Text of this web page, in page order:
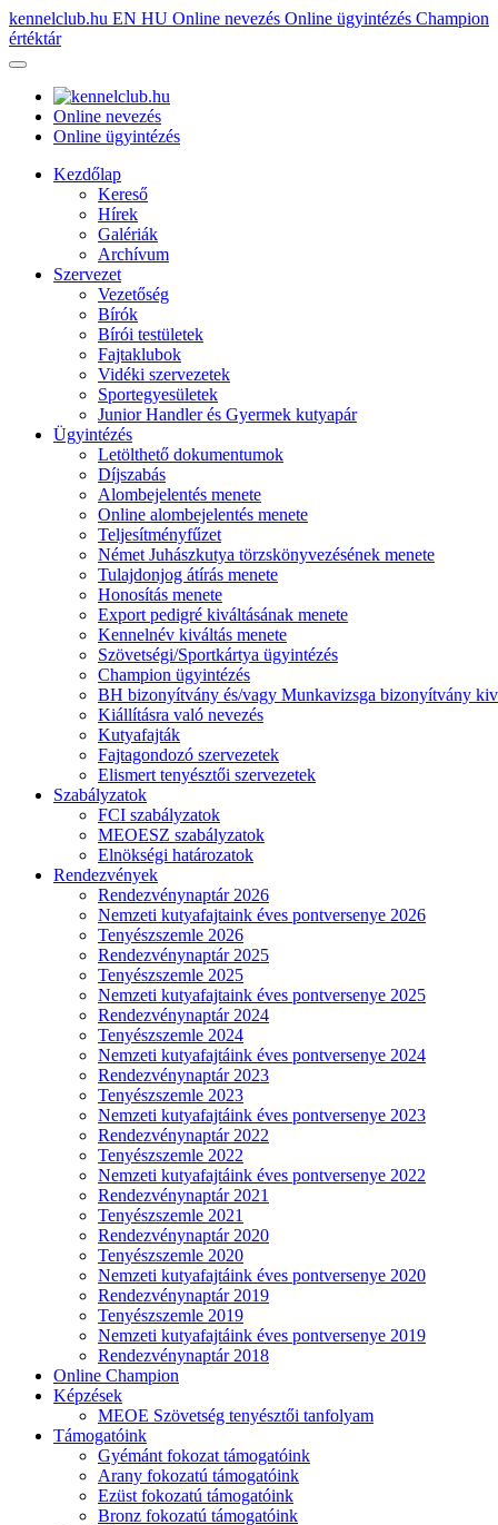
kennelclub.hu EN HU Online nevezés Online ügyintézés Champion
értéktár
Online nevezés
Online ügyintézés
Kezdőlap
Kereső
Hírek
Galériák
Archívum
Szervezet
Vezetőség
Bírók
Bírói testületek
Fajtaklubok
Vidéki szervezetek
Sportegyesületek
Junior Handler és Gyermek kutyapár
Ügyintézés
Letölthető dokumentumok
Díjszabás
Alombejelentés menete
Online alombejelentés menete
Teljesítményfűzet
Német Juhászkutya törzskönyvezésének menete
Tulajdonjog átírás menete
Honosítás menete
Export pedigré kiváltásának menete
Kennelnév kiváltás menete
Szövetségi/Sportkártya ügyintézés
Champion ügyintézés
BH bizonyítvány és/vagy Munkavizsga bizonyítvány
Kiállításra való nevezés
Kutyafajták
Fajtagondozó szervezetek
Elismert tenyésztői szervezetek
Szabályzatok
FCI szabályzatok
MEOESZ szabályzatok
Elnökségi határozatok
Rendezvények
Rendezvénynaptár 2026
Nemzeti kutyafajtaink éves pontversenye 2026
Tenyészszemle 2026
Rendezvénynaptár 2025
Tenyészszemle 2025
Nemzeti kutyafajtaink éves pontversenye 2025
Rendezvénynaptár 2024
Tenyészszemle 2024
Nemzeti kutyafajtáink éves pontversenye 2024
Rendezvénynaptár 2023
Tenyészszemle 2023
Nemzeti kutyafajtáink éves pontversenye 2023
Rendezvénynaptár 2022
Tenyészszemle 2022
Nemzeti kutyafajtáink éves pontversenye 2022
Rendezvénynaptár 2021
Tenyészszemle 2021
Rendezvénynaptár 2020
Tenyészszemle 2020
Nemzeti kutyafajtáink éves pontversenye 2020
Rendezvénynaptár 2019
Tenyészszemle 2019
Nemzeti kutyafajtáink éves pontversenye 2019
Rendezvénynaptár 2018
Online Champion
Képzések
MEOE Szövetség tenyésztői tanfolyam
Támogatóink
Gyémánt fokozat támogatóink
Arany fokozatú támogatóink
Ezüst fokozatú támogatóink
Bronz fokozatú támogatóink